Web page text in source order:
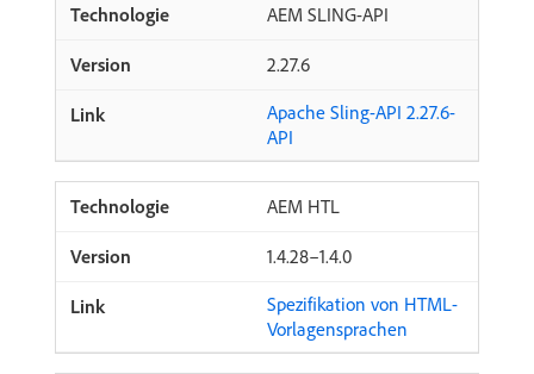
AEM SLING-API
2.27.6
Apache Sling-API 2.27.6-
API
AEM HTL
1.4.28–1.4.0
Spezifikation von HTML-
Vorlagensprachen